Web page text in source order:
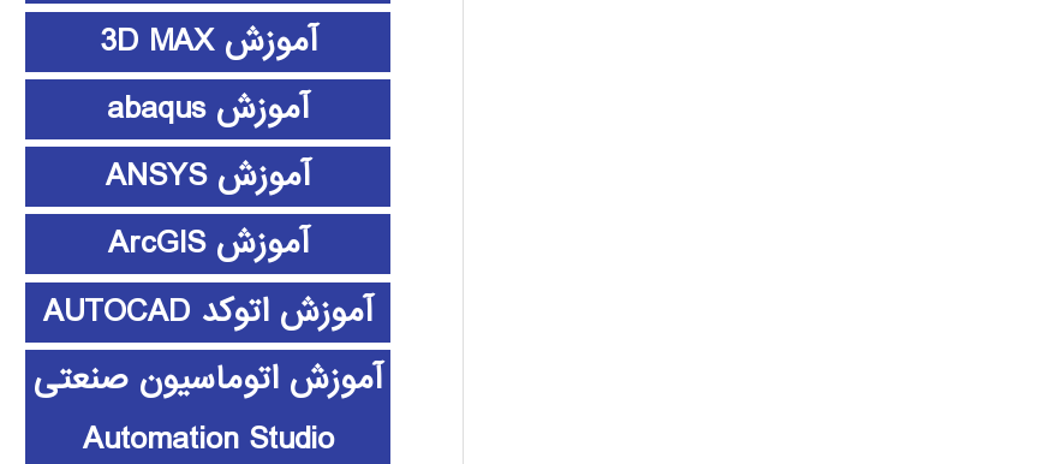
آموزش 3D MAX
آموزش abaqus
آموزش ANSYS
آموزش ArcGIS
آموزش اتوکد AUTOCAD
آموزش اتوماسیون صنعتی
Automation Studio